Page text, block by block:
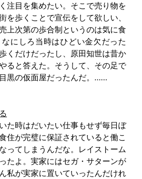
注目を集めたい。そこで売り物を
を歩くことで宣伝をして欲しい、
上次第の歩合制というのは気に食
にしろ当時はひどい金欠だった
くだけだったし、原田知世は昔か
ると答えた。そうして、その足で
黒の仮面屋だったんだ。……
た時はだいたい仕事もせず毎日ぼ
住が完璧に保証されていると働こ
ってしまうんだな。レイストーム
たよ。実家にはセガ・サターンが
私が実家に置いていったんだけれ